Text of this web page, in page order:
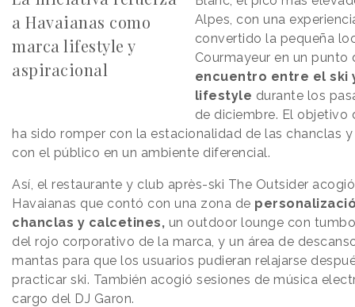
a Havaianas como
marca lifestyle y
aspiracional
Alpes, con una
convertido la pequeña
Courmayeur en un punto
encuentro entre el ski
lifestyle durante los
de diciembre. El objetivo
ha sido romper con la estacionalidad de las chanclas
con el público en un ambiente diferencial.
Así, el restaurante y club après-ski The Outsider
Havaianas que contó con una zona de
chanclas y calcetines, un outdoor lounge con
del rojo corporativo de la marca, y un área de
mantas para que los usuarios pudieran relajarse
practicar ski. También acogió sesiones de música
cargo del DJ Garon.